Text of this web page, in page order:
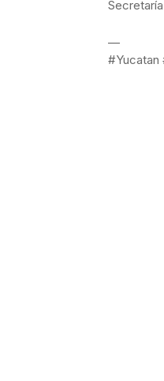
—
#Yucatan